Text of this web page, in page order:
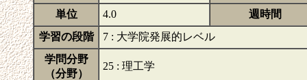
単位 4.0
週時間
学習の段階
7 : 大学院発展的レベル
学問分野
（分野）
25 : 理工学